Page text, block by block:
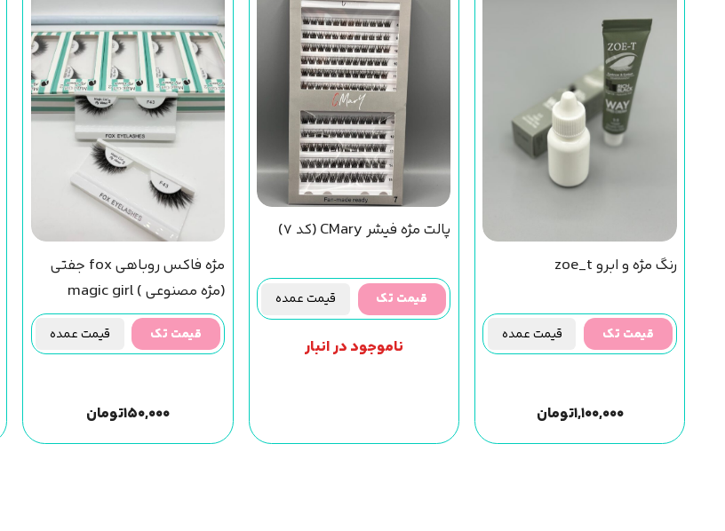
رنگ مژه و ابرو zoe_t
قیمت تک قیمت عمده
۱,۱۰۰,۰۰۰تومان
پالت مژه فیشر CMary (کد 7)
قیمت تک قیمت عمده
ناموجود در انبار
مژه فاکس روباهی fox جفتی
(مژه مصنوعی ) magic girl
(f43) مجیک گرل
قیمت تک قیمت عمده
۱۵۰,۰۰۰تومان